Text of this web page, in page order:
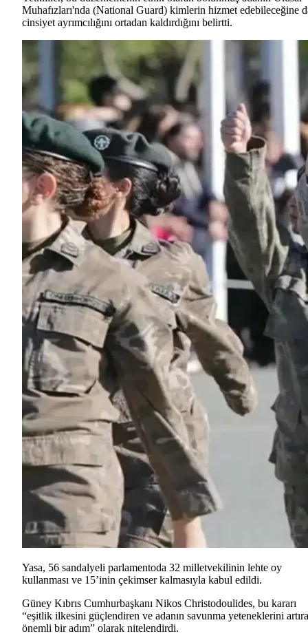
Muhafızları'nda (National Guard) kimlerin hizmet edebileceğine
cinsiyet ayrımcılığını ortadan kaldırdığını belirtti.
Yasa, 56 sandalyeli parlamentoda 32 milletvekilinin lehte oy
kullanması ve 15’inin çekimser kalmasıyla kabul edildi.
Güney Kıbrıs Cumhurbaşkanı Nikos Christodoulides, bu kararı
“eşitlik ilkesini güçlendiren ve adanın savunma yeteneklerini
önemli bir adım” olarak nitelendirdi.